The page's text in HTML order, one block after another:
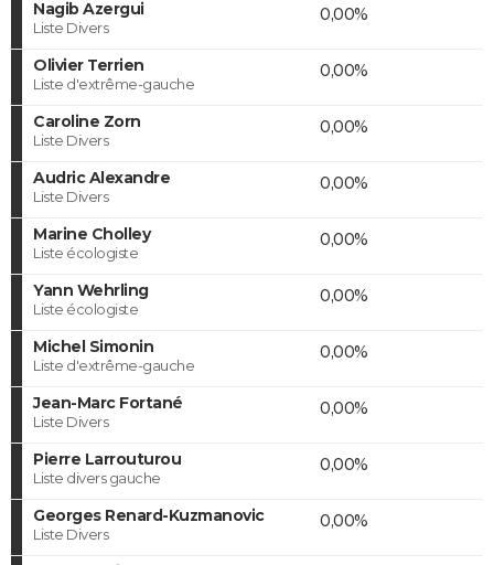
Nagib Azergui
Liste Divers
0,00%
Olivier Terrien
Liste d'extrême-gauche
0,00%
Caroline Zorn
Liste Divers
0,00%
Audric Alexandre
Liste Divers
0,00%
Marine Cholley
Liste écologiste
0,00%
Yann Wehrling
Liste écologiste
0,00%
Michel Simonin
Liste d'extrême-gauche
0,00%
Jean-Marc Fortané
Liste Divers
0,00%
Pierre Larrouturou
Liste divers gauche
0,00%
Georges Renard-Kuzmanovic
Liste Divers
0,00%